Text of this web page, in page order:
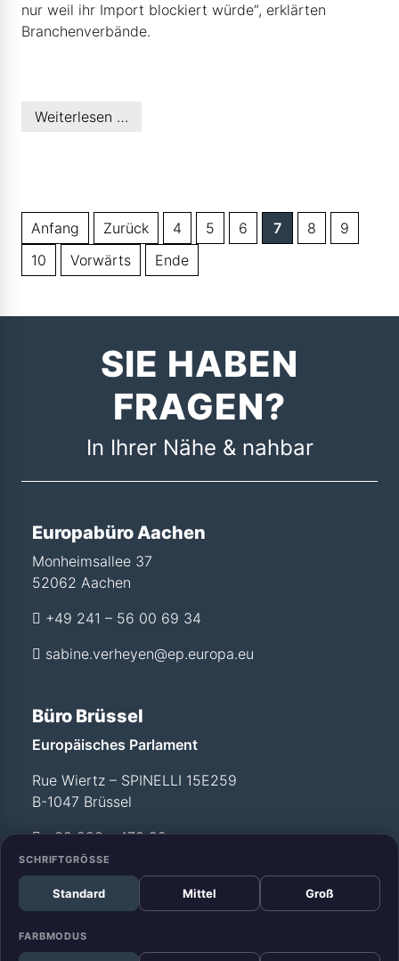
SCHRIFTGRÖSSE
Standard Mittel Groß
FARBMODUS
nur weil ihr Import blockiert würde“, erklärten
Branchenverbände.
Weiterlesen …
Anfang Zurück 4 5 6 7 8
9
10
Vorwärts Ende
SIE HABEN
FRAGEN?
In Ihrer Nähe & nahbar
Europabüro Aachen
Monheimsallee 37
52062 Aachen
+49 241 – 56 00 69 34
sabine.verheyen@ep.europa.eu
Büro Brüssel
Europäisches Parlament
Rue Wiertz – SPINELLI 15E259
B-1047 Brüssel
+32 228 - 472 99
Büro Straßburg
Europäisches Parlament